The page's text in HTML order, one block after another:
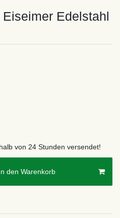
Edelstahl
von 24 Stunden versendet!
den Warenkorb